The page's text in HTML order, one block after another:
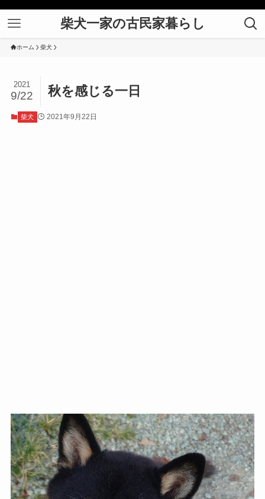
柴犬一家の古民家暮らし
ホーム 柴犬
秋を感じる一日
2021
9/22
柴犬 2021年9月22日